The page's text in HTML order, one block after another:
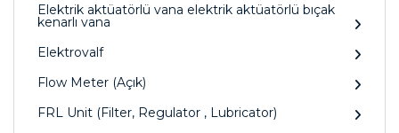
Elektrik aktüatörlü vana elektrik aktüatörlü bıçak
kenarlı vana
Elektrovalf
Flow Meter (Açık)
FRL Unit (Filter, Regulator , Lubricator)